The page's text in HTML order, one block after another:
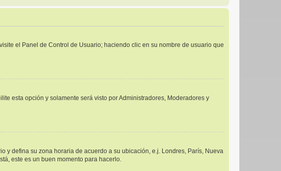
el Panel de Control de Usuario; haciendo clic en su nombre de usuario que
esta opción y solamente será visto por Administradores, Moderadores y
y defina su zona horaria de acuerdo a su ubicación, e.j. Londres, París, Nueva
este es un buen momento para hacerlo.